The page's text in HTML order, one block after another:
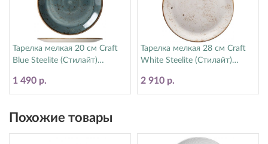
Тарелка мелкая 20 см Craft
Blue Steelite (Стилайт)
1 490 р.
Тарелка мелкая 28 см Craft
White Steelite (Стилайт)
2 910 р.
Похожие товары